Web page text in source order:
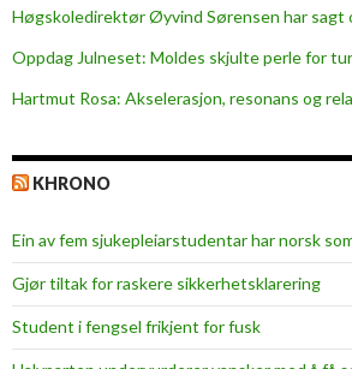
Høgskoledirektør Øyvind Sørensen har sagt
Oppdag Julneset: Moldes skjulte perle for
Hartmut Rosa: Akselerasjon, resonans og
KHRONO
Ein av fem sjukepleiar­studentar har norsk
Gjør tiltak for raskere sikkerhets­klarering
Student i fengsel frikjent for fusk